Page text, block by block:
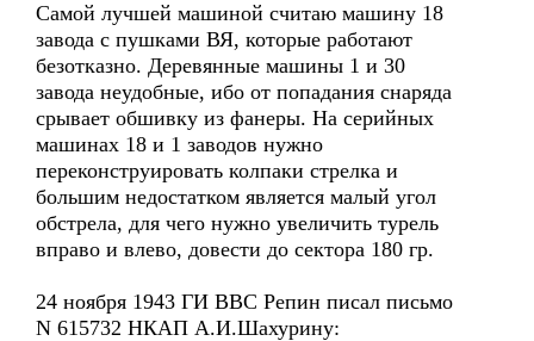
Самой лучшей машиной считаю машину 18
завода с пушками ВЯ, которые работают
безотказно. Деревянные машины 1 и 30
завода неудобные, ибо от попадания снаряда
срывает обшивку из фанеры. На серийных
машинах 18 и 1 заводов нужно
переконструировать колпаки стрелка и
большим недостатком является малый угол
обстрела, для чего нужно увеличить турель
вправо и влево, довести до сектора 180 гр.
24 ноября 1943 ГИ ВВС Репин писал письмо
N 615732 НКАП А.И.Шахурину: